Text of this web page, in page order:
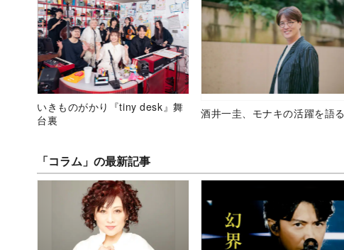
いきものがかり『tiny desk』舞
台裏
酒井一圭、モナキの活躍を語る
「コラム」の最新記事